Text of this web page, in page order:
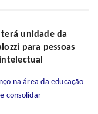
unidade da
para pessoas
na área da educação
consolidar